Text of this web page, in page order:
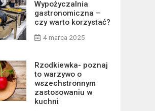
Wypożyczalnia
gastronomiczna –
czy warto korzystać?
4 marca 2025
Rzodkiewka- poznaj
to warzywo o
wszechstronnym
zastosowaniu w
kuchni